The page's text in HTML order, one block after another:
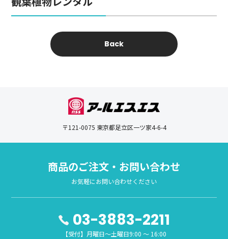
Back
〒121-0075 東京都足立区一ツ家4-6-4
商品のご注文・お問い合わせ
お気軽にお問い合わせください
03-3883-2211
【受付】月曜日～土曜日9:00 ～ 16:00